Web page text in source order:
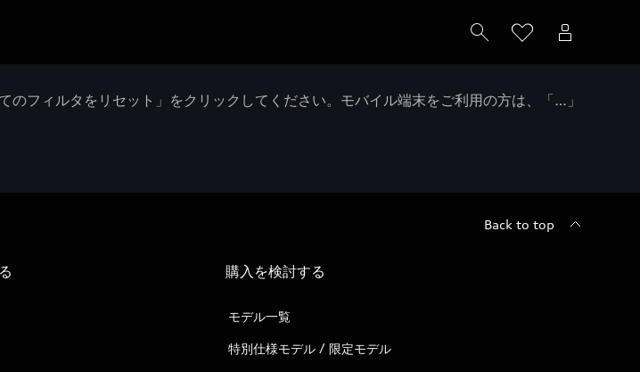
フィルタをリセット」をクリックしてください。モバイル端末をご利用の方は、「…」
Back to top
購入を検討する
モデル一覧
特別仕様モデル / 限定モデル